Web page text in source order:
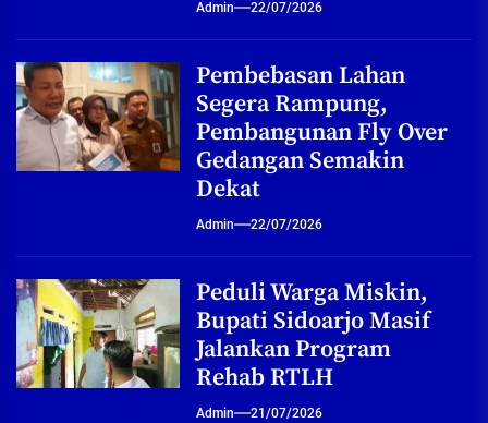
Admin 22/07/2026
Pembebasan Lahan
Segera Rampung,
Pembangunan Fly Over
Gedangan Semakin
Dekat
Admin 22/07/2026
Peduli Warga Miskin,
Bupati Sidoarjo Masif
Jalankan Program
Rehab RTLH
Admin 21/07/2026